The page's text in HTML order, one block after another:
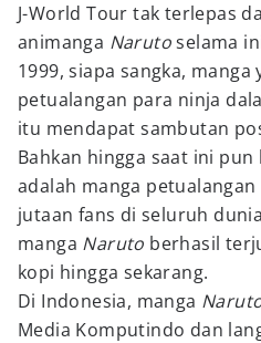
J-World Tour tak terlepas
animanga Narutoselama
1999, siapa sangka,
petualangan para ninja
itu mendapat sambutan
Bahkan hingga saat ini
adalah manga
jutaan fans di seluruh
manga Naruto berhasil
kopi hingga sekarang.
Di Indonesia, manga
Media Komputindo dan